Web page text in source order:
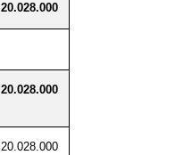
20.028.000
20.028.000
20.028.000